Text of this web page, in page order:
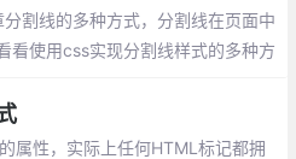
割线的多种方式，分割线在页面中
看使用css实现分割线样式的多种方
字符实现分隔线
属性，实际上任何HTML标记都拥